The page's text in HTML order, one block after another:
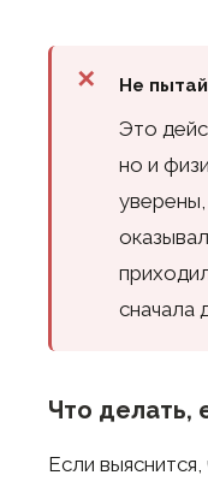
Не
Это
но и
сначала
Что делать,
Если